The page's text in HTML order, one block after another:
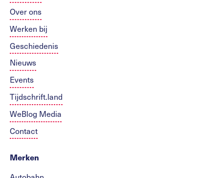
Over ons
Werken bij
Geschiedenis
Nieuws
Events
Tijdschrift.land
WeBlog Media
Contact
Merken